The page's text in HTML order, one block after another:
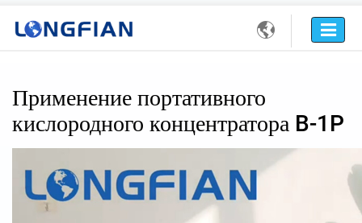

Применение портативного
кислородного концентратора B-1P